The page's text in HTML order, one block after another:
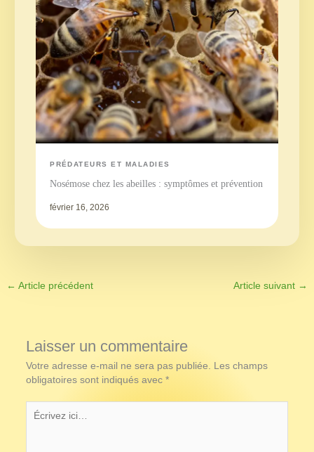
PRÉDATEURS ET MALADIES
Nosémose chez les abeilles : symptômes et prévention
février 16, 2026
← Article précédent Article suivant →
Laisser un commentaire
Votre adresse e-mail ne sera pas publiée.
Les champs
obligatoires sont indiqués avec *
Écrivez
ici…